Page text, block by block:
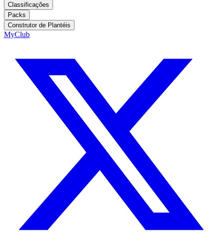
Classificações
Packs
Construtor de Plantéis
MyClub